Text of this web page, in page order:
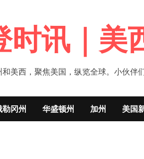
时讯｜美
美西，聚焦美国，纵览全球。小伙伴
勒冈州 华盛顿州 加州 美国